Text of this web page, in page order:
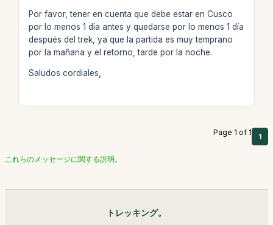
Por favor, tener en cuenta que debe estar en Cusco
por lo menos 1 día antes y quedarse por lo menos 1 día
después del trek, ya que la partida es muy temprano
por la mañana y el retorno, tarde por la noche.
Saludos cordiales,
Page 1 of 1 1
これらのメッセージに関する説明。
トレッキング。